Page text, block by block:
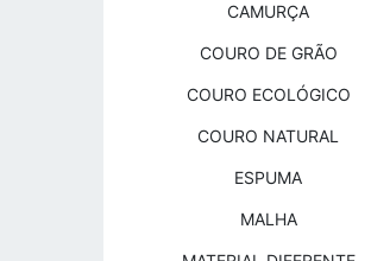
CAMURÇA
COURO DE GRÃO
COURO ECOLÓGICO
COURO NATURAL
ESPUMA
MALHA